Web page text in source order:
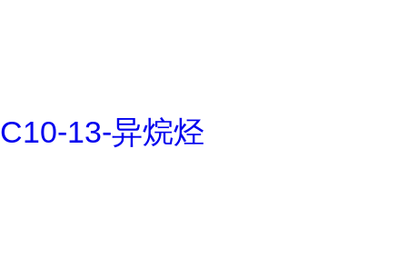
C10-13-异烷烃